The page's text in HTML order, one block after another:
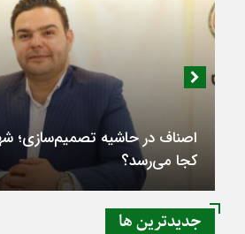
اصناف در حاشیه تصمیم‌سازی؛
کجا می‌رسد؟
جديدترين ها